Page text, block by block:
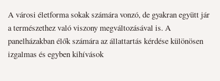
A városi életforma sokak számára vonzó, de gyakran együtt jár
a természethez való viszony megváltozásával is. A
panelházakban élők számára az állattartás kérdése különösen
izgalmas és egyben kihívások